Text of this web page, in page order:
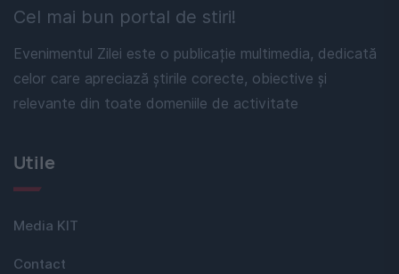
Cel mai bun portal de stiri!
Evenimentul Zilei este o publicație multimedia, dedicată
celor care apreciază știrile corecte, obiective și
relevante din toate domeniile de activitate
Utile
Media KIT
Contact